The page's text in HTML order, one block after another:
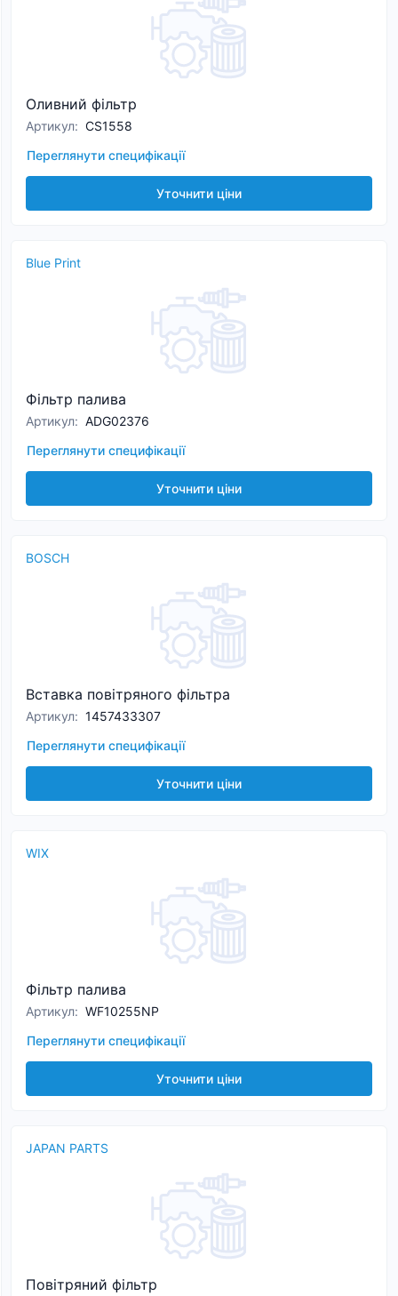
Оливний фільтр
Артикул: CS1558
Переглянути специфікації
Уточнити ціни
Blue Print
Фільтр палива
Артикул: ADG02376
Переглянути специфікації
Уточнити ціни
BOSCH
Вставка повітряного фільтра
Артикул: 1457433307
Переглянути специфікації
Уточнити ціни
WIX
Фільтр палива
Артикул: WF10255NP
Переглянути специфікації
Уточнити ціни
JAPAN PARTS
Повітряний фільтр